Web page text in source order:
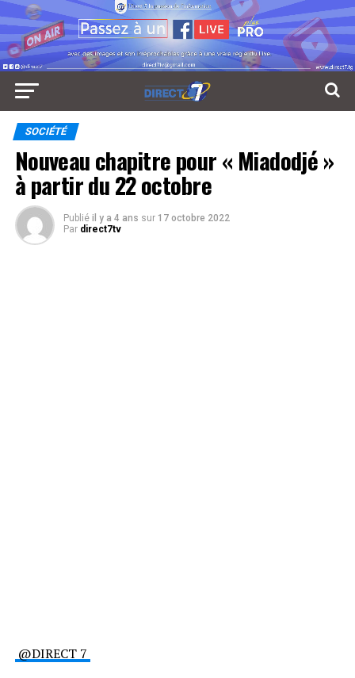
SOCIÉTÉ
Nouveau chapitre pour « Miadodjé »
à partir du 22 octobre
Publié il y a 4 ans sur 17 octobre 2022
Par direct7tv
@DIRECT 7